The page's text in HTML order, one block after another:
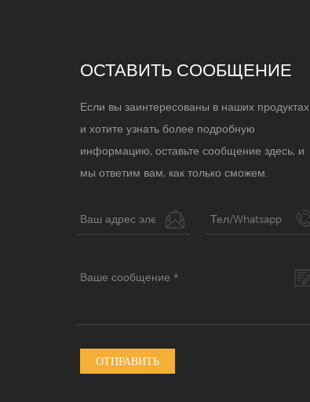
ОСТАВИТЬ СООБЩЕНИЕ
Если вы заинтересованы в наших продуктах
и ​​хотите узнать более подробную
информацию, оставьте сообщение здесь, и
мы ответим вам, как только сможем.